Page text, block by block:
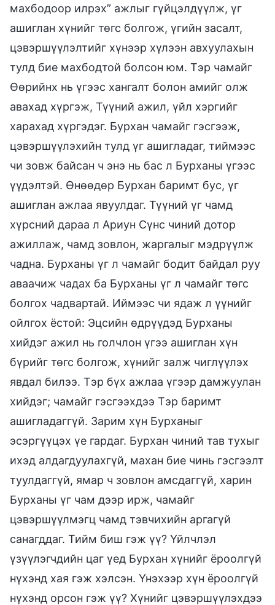
махбодоор илрэх” ажлыг гүйцэлдүүлж, үг
ашиглан хүнийг төгс болгож, үгийн засалт,
цэвэршүүлэлтийг хүнээр хүлээн авхуулахын
тулд бие махбодтой болсон юм. Тэр чамайг
Өөрийнх нь үгээс хангалт болон амийг олж
авахад хүргэж, Түүний ажил, үйл хэргийг
харахад хүргэдэг. Бурхан чамайг гэсгээж,
цэвэршүүлэхийн тулд үг ашигладаг, тиймээс
чи зовж байсан ч энэ нь бас л Бурханы үгээс
үүдэлтэй. Өнөөдөр Бурхан баримт бус, үг
ашиглан ажлаа явуулдаг. Түүний үг чамд
хүрсний дараа л Ариун Сүнс чиний дотор
ажиллаж, чамд зовлон, жаргалыг мэдрүүлж
чадна. Бурханы үг л чамайг бодит байдал руу
аваачиж чадах ба Бурханы үг л чамайг төгс
болгох чадвартай. Иймээс чи ядаж л үүнийг
ойлгох ёстой: Эцсийн өдрүүдэд Бурханы
хийдэг ажил нь голчлон үгээ ашиглан хүн
бүрийг төгс болгож, хүнийг залж чиглүүлэх
явдал билээ. Тэр бүх ажлаа үгээр дамжуулан
хийдэг; чамайг гэсгээхдээ Тэр баримт
ашигладаггүй. Зарим хүн Бурханыг
эсэргүүцэх үе гардаг. Бурхан чиний тав тухыг
ихэд алдагдуулахгүй, махан бие чинь гэсгээлт
туулдаггүй, ямар ч зовлон амсдаггүй, харин
Бурханы үг чам дээр ирж, чамайг
цэвэршүүлмэгц чамд тэвчихийн аргагүй
санагддаг. Тийм биш гэж үү? Үйлчлэл
үзүүлэгчдийн цаг үед Бурхан хүнийг ёроолгүй
нүхэнд хая гэж хэлсэн. Үнэхээр хүн ёроолгүй
нүхэнд орсон гэж үү? Хүнийг цэвэршүүлэхдээ